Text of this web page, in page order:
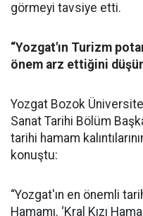
görmeyi tavsiye etti.
“Yozgat'ın Turizm
önem arz ettiğini
Yozgat Bozok
Sanat Tarihi Bölüm
tarihi hamam
konuştu:
“Yozgat'ın en önemli
Hamamı. ‘Kral Kızı